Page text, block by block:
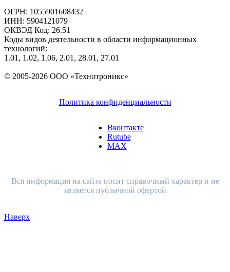
ОГРН: 1055901608432
ИНН: 5904121079
ОКВЭД Код: 26.51
Коды видов деятельности в области информационных
технологий:
1.01, 1.02, 1.06, 2.01, 28.01, 27.01
© 2005-2026 ООО «Технотроникс»
Политика конфиденциальности
Вконтакте
Rutube
MAX
Вся информация на сайте носит справочный характер и не
является публичной офертой
Наверх